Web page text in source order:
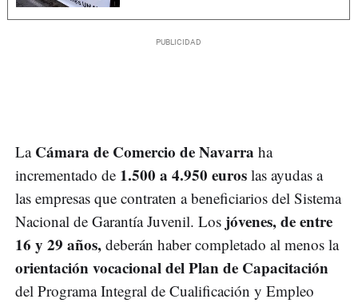
La Cámara de Comercio de Navarra ha
incrementado de 1.500 a 4.950 euros las ayudas a
las empresas que contraten a beneficiarios del Sistema
Nacional de Garantía Juvenil. Los jóvenes, de entre
16 y 29 años, deberán haber completado al menos la
orientación vocacional del Plan de Capacitación
del Programa Integral de Cualificación y Empleo